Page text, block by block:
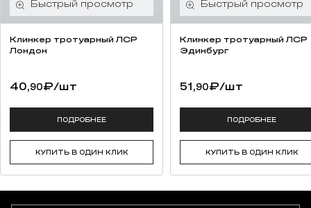
Клинкер тротуарный ЛСР
Лондон
40,90₽/шт
ПОДРОБНЕЕ
КУПИТЬ В ОДИН КЛИК
Клинкер тротуарный ЛСР
Эдинбург
51,90₽/шт
ПОДРОБНЕЕ
КУПИТЬ В ОДИН КЛИК